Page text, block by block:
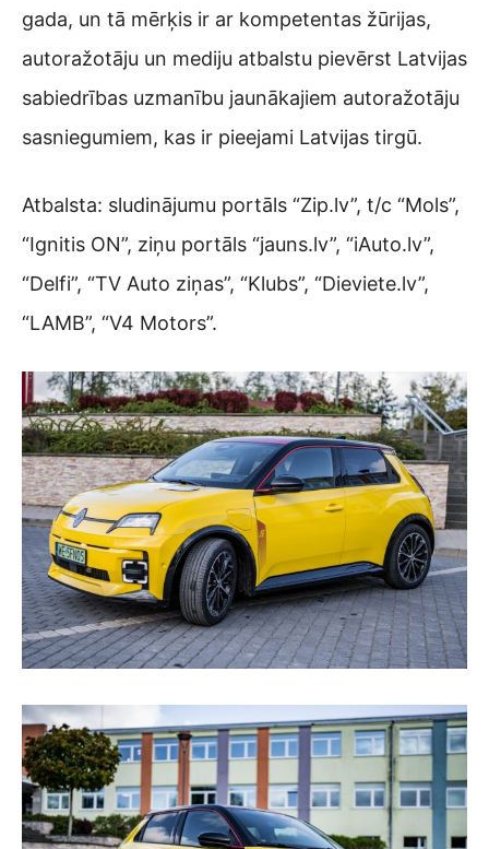
gada, un tā mērķis ir ar kompetentas žūrijas,
autoražotāju un mediju atbalstu pievērst Latvijas
sabiedrības uzmanību jaunākajiem autoražotāju
sasniegumiem, kas ir pieejami Latvijas tirgū.
Atbalsta: sludinājumu portāls “Zip.lv”, t/c “Mols”,
“Ignitis ON”, ziņu portāls “jauns.lv”, “iAuto.lv”,
“Delfi”, “TV Auto ziņas”, “Klubs”, “Dieviete.lv”,
“LAMB”, “V4 Motors”.